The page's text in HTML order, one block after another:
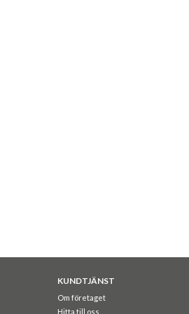
KUNDTJÄNST
Om företaget
Hitta till oss